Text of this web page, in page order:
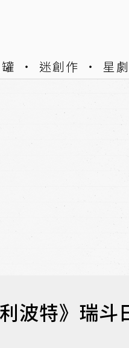
迷創作 星
波特》瑞